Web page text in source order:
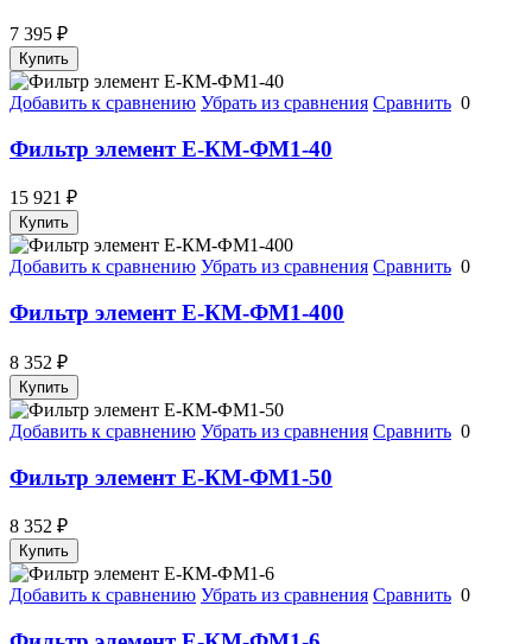
7 395 ₽
Купить
Добавить к сравнению Убрать из сравнения Сравнить 0
Фильтр элемент Е-КМ-ФМ1-40
15 921 ₽
Купить
Добавить к сравнению Убрать из сравнения Сравнить 0
Фильтр элемент Е-КМ-ФМ1-400
8 352 ₽
Купить
Добавить к сравнению Убрать из сравнения Сравнить 0
Фильтр элемент Е-КМ-ФМ1-50
8 352 ₽
Купить
Добавить к сравнению Убрать из сравнения Сравнить 0